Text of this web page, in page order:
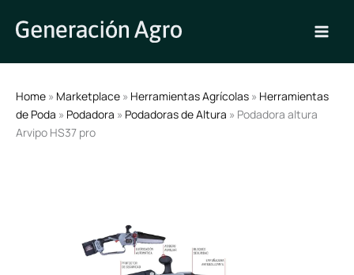
Home » Marketplace » Herramientas Agrícolas » Herramientas
de Poda » Podadora » Podadoras de Altura » Podadora altura
Arvipo HS37 pro